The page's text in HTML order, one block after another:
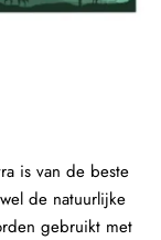
is van de beste
de natuurlijke
gebruikt met